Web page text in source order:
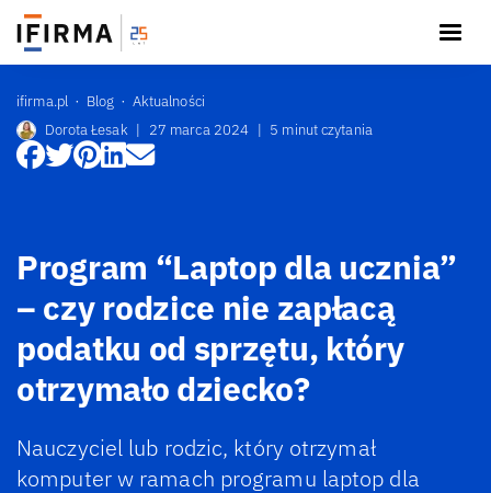
ifirma.pl Blog
Aktualności
Dorota Łesak | 27 marca 2024 | 5 minut czytania
Program “Laptop dla ucznia”
– czy rodzice nie zapłacą
podatku od sprzętu, który
otrzymało dziecko?
Nauczyciel lub rodzic, który otrzymał
komputer w ramach programu laptop dla